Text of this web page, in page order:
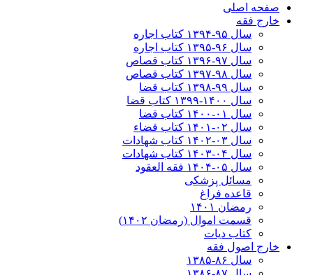
صفحه اصلی
خارج فقه
سال ۹۵-۱۳۹۴ کتاب اجاره
سال ۹۶-۱۳۹۵ کتاب اجاره
سال ۹۷-۱۳۹۶ کتاب قصاص
سال ۹۸-۱۳۹۷ کتاب قصاص
سال ۹۹-۱۳۹۸‍ کتاب قضا
سال ۱۴۰۰-۱۳۹۹ کتاب قضا
سال ۰۱-۱۴۰۰ کتاب قضا
سال ۰۲-۱۴۰۱ کتاب قضاء
سال ۰۳-۱۴۰۲ کتاب شهادات
سال ۰۴-۱۴۰۳ کتاب شهادات
سال ۰۵-۱۴۰۴ فقه العقود
مسائل پزشکی
قاعده فراغ
رمضان ۱۴۰۱
قسمت اموال (رمضان ۱۴۰۲)
کتاب دیات
خارج اصول فقه
سال ۸۶-۱۳۸۵